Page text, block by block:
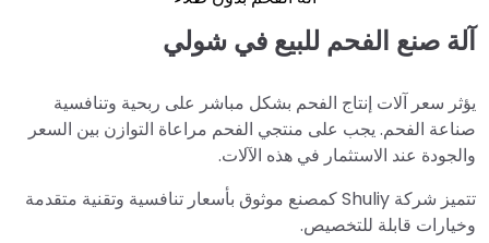
آلة صنع الفحم للبيع في شولي
يؤثر سعر آلات إنتاج الفحم بشكل مباشر على ربحية وتنافسية
صناعة الفحم. يجب على منتجي الفحم مراعاة التوازن بين السعر
والجودة عند الاستثمار في هذه الآلات.
تتميز شركة Shuliy كمصنع موثوق بأسعار تنافسية وتقنية متقدمة
وخيارات قابلة للتخصيص.